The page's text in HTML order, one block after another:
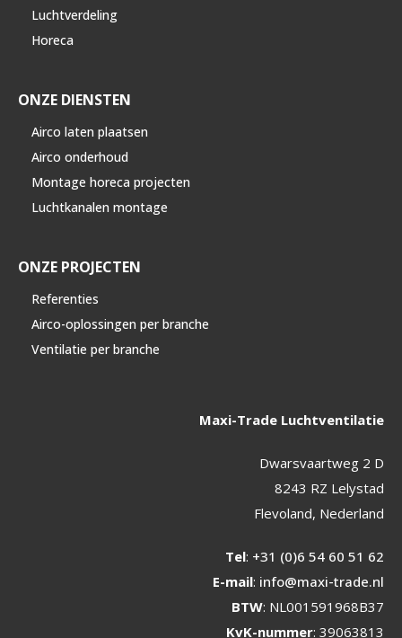
Luchtverdeling
Horeca
ONZE DIENSTEN
Airco laten plaatsen
Airco onderhoud
Montage horeca projecten
Luchtkanalen montage
ONZE PROJECTEN
Referenties
Airco-oplossingen per branche
Ventilatie per branche
Maxi-Trade Luchtventilatie
Dwarsvaartweg 2 D
8243 RZ Lelystad
Flevoland, Nederland
Tel: +31 (0)6 54 60 51 62
E-mail: info@maxi-trade.nl
BTW: NL001591968B37
KvK-nummer: 39063813